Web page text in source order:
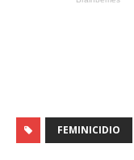
FEMINICIDIO